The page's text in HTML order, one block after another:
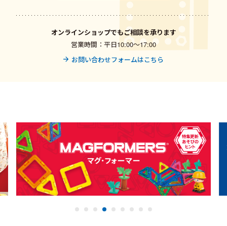
オンラインショップでもご相談を承ります
営業時間：平日10:00〜17:00
お問い合わせフォームはこちら